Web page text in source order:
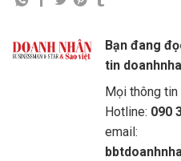
Bạn đang
tin
Mọi thông
Hotline: 090
email: